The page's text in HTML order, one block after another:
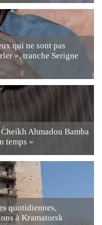
qui ne sont pas
», tranche Serigne
Ahmadou Bamba
temps »
quotidiennes,
à Kramatorsk